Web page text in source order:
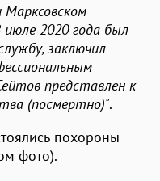
июле 2020 года был
заключил
представлен к
(посмертно)".
похороны
фото).